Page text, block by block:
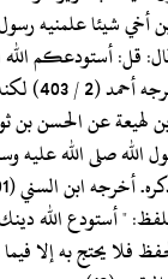
أخي شيئا علمنيه
قل: أستودعكم
لكنه لم
لهيعة عن الحسن بن
الله صلى الله عليه
أخرجه ابن السني (501)
فلا يحتج به إلا